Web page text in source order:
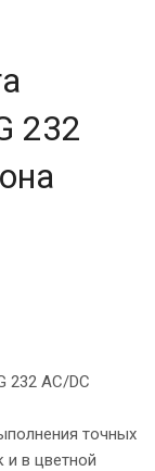
232
232 AC/DC
точных
и в цветной